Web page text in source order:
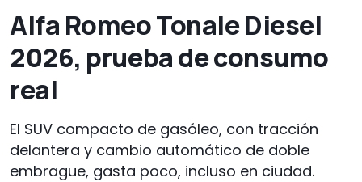
Alfa Romeo Tonale Diesel
2026, prueba de consumo
real
El SUV compacto de gasóleo, con tracción
delantera y cambio automático de doble
embrague, gasta poco, incluso en ciudad.